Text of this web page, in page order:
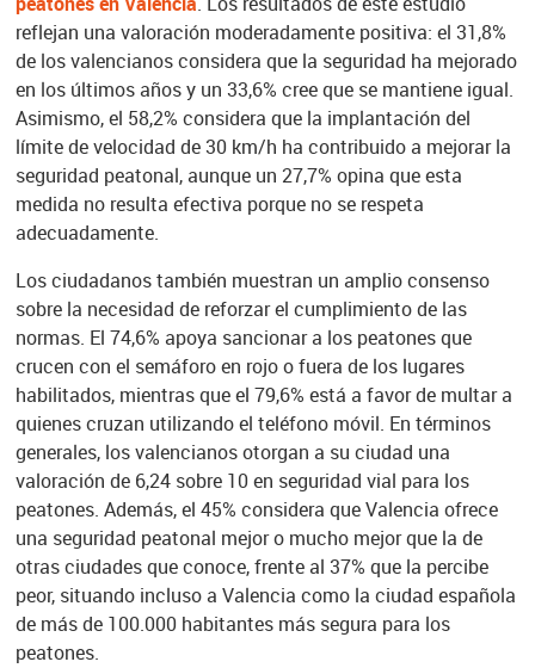
reflejan una valoración moderadamente positiva: el 31,8%
de los valencianos considera que la seguridad ha mejorado
en los últimos años y un 33,6% cree que se mantiene igual.
Asimismo, el 58,2% considera que la implantación del
límite de velocidad de 30 km/h ha contribuido a mejorar la
seguridad peatonal, aunque un 27,7% opina que esta
medida no resulta efectiva porque no se respeta
adecuadamente.
Los ciudadanos también muestran un amplio consenso
sobre la necesidad de reforzar el cumplimiento de las
normas. El 74,6% apoya sancionar a los peatones que
crucen con el semáforo en rojo o fuera de los lugares
habilitados, mientras que el 79,6% está a favor de multar a
quienes cruzan utilizando el teléfono móvil. En términos
generales, los valencianos otorgan a su ciudad una
valoración de 6,24 sobre 10 en seguridad vial para los
peatones. Además, el 45% considera que Valencia ofrece
una seguridad peatonal mejor o mucho mejor que la de
otras ciudades que conoce, frente al 37% que la percibe
peor, situando incluso a Valencia como la ciudad española
de más de 100.000 habitantes más segura para los
peatones.